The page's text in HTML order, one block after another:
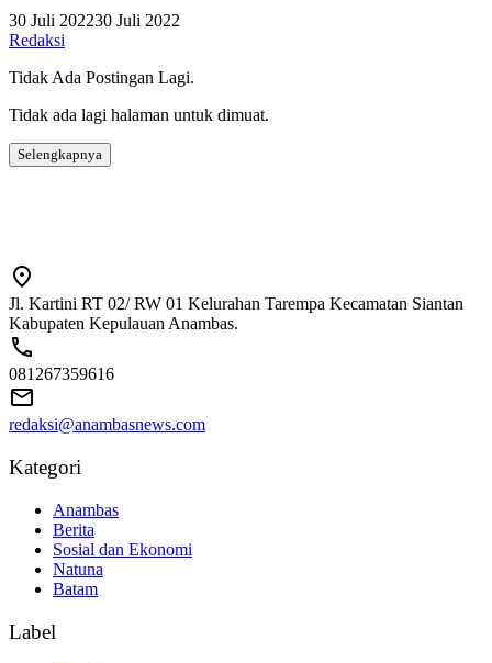
30 Juli 202230 Juli 2022
Redaksi
Tidak Ada Postingan Lagi.
Tidak ada lagi halaman untuk dimuat.
Selengkapnya
Jl. Kartini RT 02/ RW 01 Kelurahan Tarempa Kecamatan Siantan
Kabupaten Kepulauan Anambas.
081267359616
redaksi@anambasnews.com
Kategori
Anambas
Berita
Sosial dan Ekonomi
Natuna
Batam
Label